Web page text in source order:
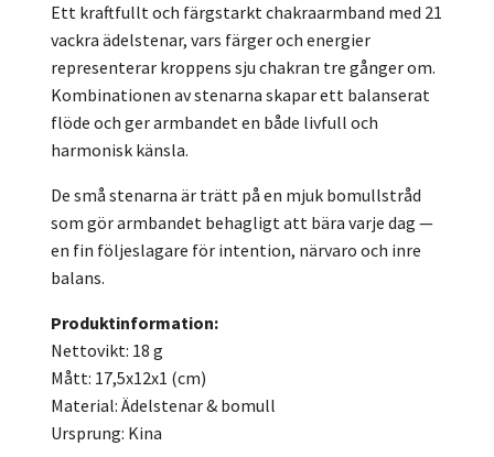
Ett kraftfullt och färgstarkt chakraarmband med 21
vackra ädelstenar, vars färger och energier
representerar kroppens sju chakran tre gånger om.
Kombinationen av stenarna skapar ett balanserat
flöde och ger armbandet en både livfull och
harmonisk känsla.
De små stenarna är trätt på en mjuk bomullstråd
som gör armbandet behagligt att bära varje dag —
en fin följeslagare för intention, närvaro och inre
balans.
Produktinformation:
Nettovikt: 18 g
Mått: 17,5x12x1 (cm)
Material: Ädelstenar & bomull
Ursprung: Kina